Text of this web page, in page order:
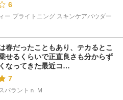
6
ー ブライトニング スキンケアパウダー
春だったこともあり、テカるとこ
せるくらいで正直良さも分からず
なってきた最近コ…
7
パラントｎ Ｍ